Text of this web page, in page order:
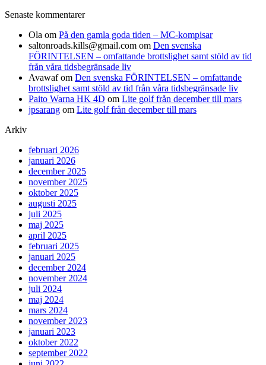
Senaste kommentarer
Ola om På den gamla goda tiden – MC-kompisar
saltonroads.kills@gmail.com om Den svenska
FÖRINTELSEN – omfattande brottslighet samt stöld av tid
från våra tidsbegränsade liv
Avawafom Den svenska FÖRINTELSEN – omfattande
brottslighet samt stöld av tid från våra tidsbegränsade liv
Paito Warna HK 4D om Lite golf från december till mars
jpsarang om Lite golf från december till mars
Arkiv
februari 2026
januari 2026
december 2025
november 2025
oktober 2025
augusti 2025
juli 2025
maj 2025
april 2025
februari 2025
januari 2025
december 2024
november 2024
juli 2024
maj 2024
mars 2024
november 2023
januari 2023
oktober 2022
september 2022